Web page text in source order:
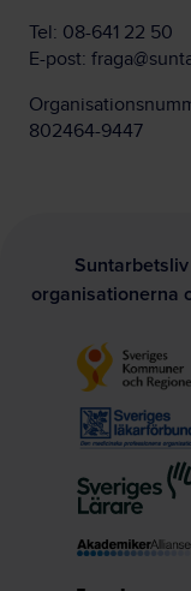
Tel: 08-641 22 50
E-post:
802464-9447
organisationerna